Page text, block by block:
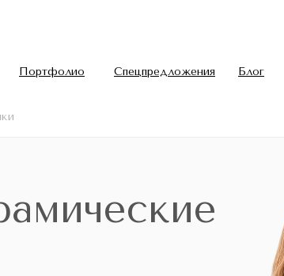
Портфолио Спецпредложения Блог